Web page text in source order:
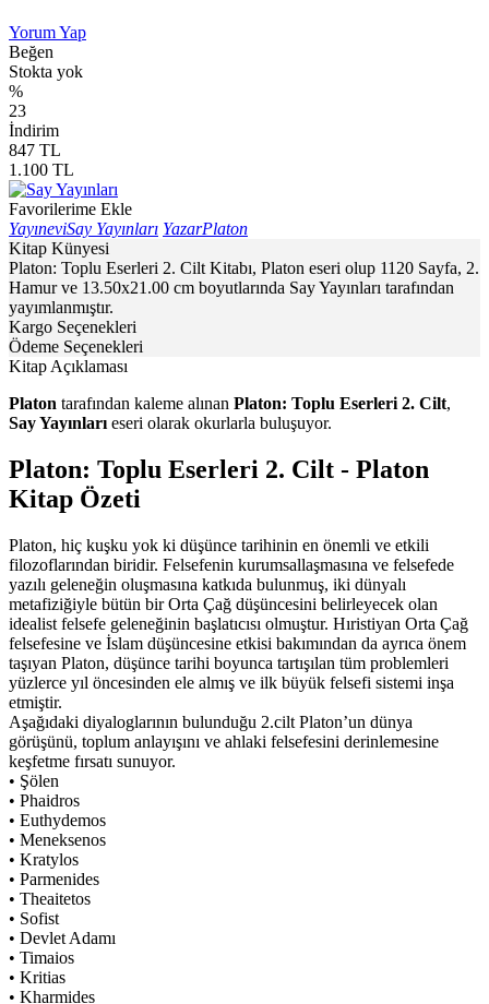
Yorum Yap
Beğen
Stokta yok
%
23
İndirim
847 TL
1.100 TL
Favorilerime Ekle
YayıneviSay Yayınları YazarPlaton
Kitap Künyesi
Platon: Toplu Eserleri 2. Cilt Kitabı, Platon eseri olup 1120 Sayfa, 2.
Hamur ve 13.50x21.00 cm boyutlarında Say Yayınları tarafından
yayımlanmıştır.
Kargo Seçenekleri
Ödeme Seçenekleri
Kitap Açıklaması
Platon tarafından kaleme alınan Platon: Toplu Eserleri 2. Cilt,
Say Yayınları eseri olarak okurlarla buluşuyor.
Platon: Toplu Eserleri 2. Cilt - Platon
Kitap Özeti
Platon, hiç kuşku yok ki düşünce tarihinin en önemli ve etkili
filozoflarından biridir. Felsefenin kurumsallaşmasına ve felsefede
yazılı geleneğin oluşmasına katkıda bulunmuş, iki dünyalı
metafiziğiyle bütün bir Orta Çağ düşüncesini belirleyecek olan
idealist felsefe geleneğinin başlatıcısı olmuştur. Hıristiyan Orta Çağ
felsefesine ve İslam düşüncesine etkisi bakımından da ayrıca önem
taşıyan Platon, düşünce tarihi boyunca tartışılan tüm problemleri
yüzlerce yıl öncesinden ele almış ve ilk büyük felsefi sistemi inşa
etmiştir.
Aşağıdaki diyaloglarının bulunduğu 2.cilt Platon’un dünya
görüşünü, toplum anlayışını ve ahlaki felsefesini derinlemesine
keşfetme fırsatı sunuyor.
• Şölen
• Phaidros
• Euthydemos
• Meneksenos
• Kratylos
• Parmenides
• Theaitetos
• Sofist
• Devlet Adamı
• Timaios
• Kritias
• Kharmides